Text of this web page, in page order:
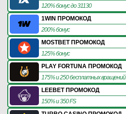
120% бонус до 31130
1WIN ПРОМОКОД
200% бонус
MOSTBET ПРОМОКОД
125% бонус
PLAY FORTUNA ПРОМОКОД
175% и 250 бесплатных вращений
LEEBET ПРОМОКОД
150% и 350 FS